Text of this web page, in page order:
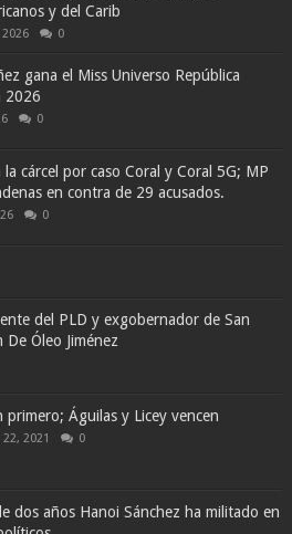
y del Carib
0
gana el Miss Universo República
2026
0
la cárcel por caso Coral y Coral 5G; MP
en contra de 29 acusados.
0
del PLD y exgobernador de San
De Óleo Jiménez
primero; Águilas y Licey vencen
2021 0
dos años Hanoi Sánchez ha militado en